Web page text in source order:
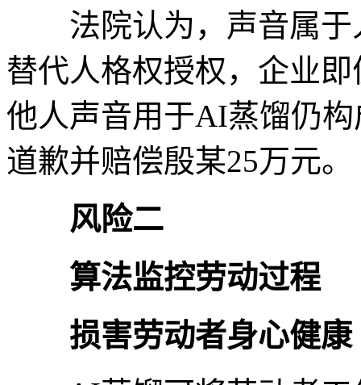
法院认为，声音属于
替代人格权授权，企业
他人声音用于AI蒸馏仍
道歉并赔偿殷某25万元。
风险二
算法监控劳动过程
损害劳动者身心健康